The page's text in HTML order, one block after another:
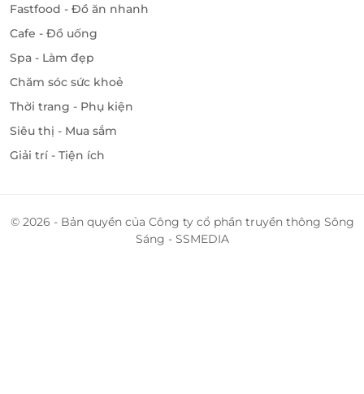
Fastfood - Đồ ăn nhanh
Cafe - Đồ uống
Spa - Làm đẹp
Chăm sóc sức khoẻ
Thời trang - Phụ kiện
Siêu thị - Mua sắm
Giải trí - Tiện ích
© 2026 - Bản quyền của Công ty cổ phần truyền thông Sông
Sáng - SSMEDIA